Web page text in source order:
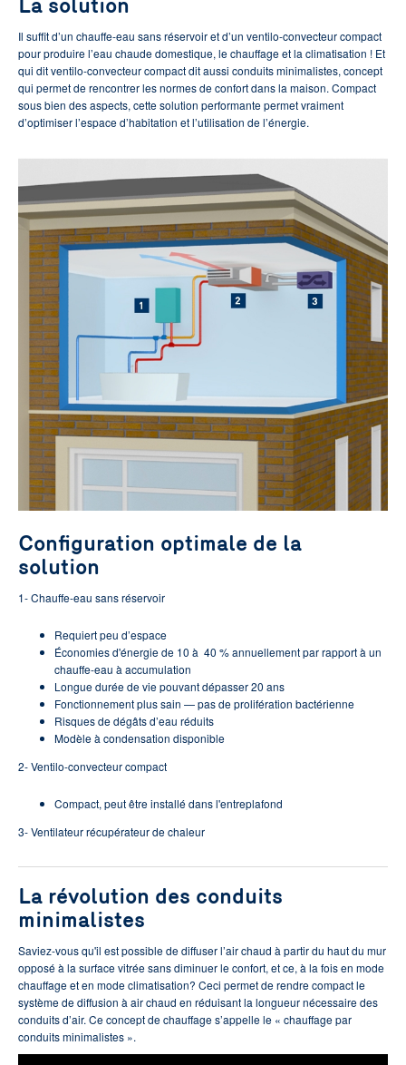
La solution
Il suffit d’un chauffe-eau sans réservoir et d’un ventilo-convecteur compact
pour produire l’eau chaude domestique, le chauffage et la climatisation ! Et
qui dit ventilo-convecteur compact dit aussi conduits minimalistes, concept
qui permet de rencontrer les normes de confort dans la maison. Compact
sous bien des aspects, cette solution performante permet vraiment
d’optimiser l’espace d’habitation et l’utilisation de l’énergie.
Configuration optimale de la
solution
1- Chauffe-eau sans réservoir
Requiert peu d’espace
Économies d'énergie de 10 à 40 % annuellement par rapport à un
chauffe-eau à accumulation
Longue durée de vie pouvant dépasser 20 ans
Fonctionnement plus sain — pas de prolifération bactérienne
Risques de dégâts d’eau réduits
Modèle à condensation disponible
2- Ventilo-convecteur compact
Compact, peut être installé dans l'entreplafond
3- Ventilateur récupérateur de chaleur
La révolution des conduits
minimalistes
Saviez-vous qu'il est possible de diffuser l’air chaud à partir du haut du mur
opposé à la surface vitrée sans diminuer le confort, et ce, à la fois en mode
chauffage et en mode climatisation? Ceci permet de rendre compact le
système de diffusion à air chaud en réduisant la longueur nécessaire des
conduits d’air. Ce concept de chauffage s’appelle le « chauffage par
conduits minimalistes ».